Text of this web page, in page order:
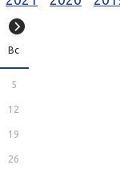
Вс
5
12
19
26